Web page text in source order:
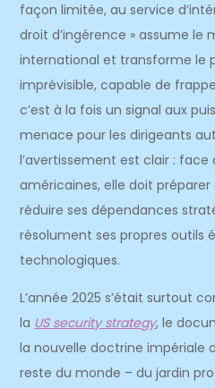
façon limitée, au service
droit d’ingérence » assume le
international et transforme le
imprévisible, capable de
c’est à la fois un signal aux
menace pour les dirigeants
l’avertissement est clair :
américaines, elle doit
réduire ses dépendances
résolument ses propres outils
technologiques.
L’année 2025 s’était surtout
la US security strategy, le
la nouvelle doctrine impériale
reste du monde – du jardin